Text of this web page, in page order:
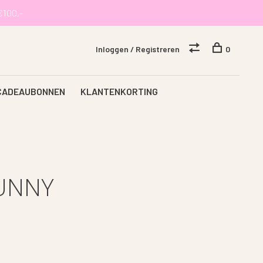
KLANTENKORTING
Inloggen / Registreren 0